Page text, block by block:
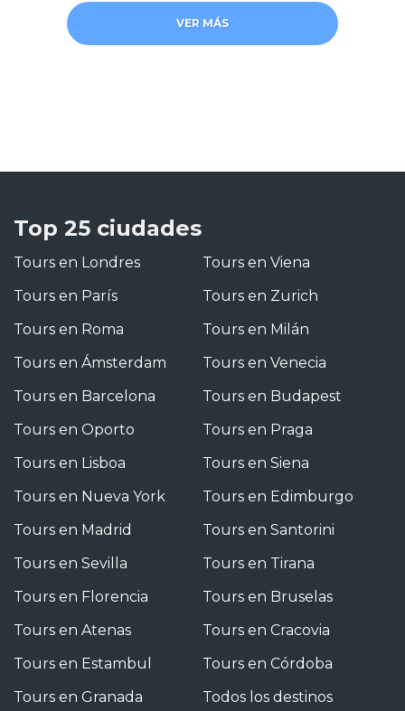
VER MÁS
Top 25 ciudades
Tours en Londres
Tours en París
Tours en Roma
Tours en Ámsterdam
Tours en Barcelona
Tours en Oporto
Tours en Lisboa
Tours en Nueva York
Tours en Madrid
Tours en Sevilla
Tours en Florencia
Tours en Atenas
Tours en Estambul
Tours en Granada
Tours en Viena
Tours en Zurich
Tours en Milán
Tours en Venecia
Tours en Budapest
Tours en Praga
Tours en Siena
Tours en Edimburgo
Tours en Santorini
Tours en Tirana
Tours en Bruselas
Tours en Cracovia
Tours en Córdoba
Todos los destinos